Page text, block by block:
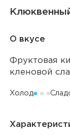
О вкусе
Фруктовая
кленовой
Холод